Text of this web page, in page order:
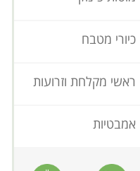
כיורי מטבח
ראשי מקלחת וזרועות
אמבטיות